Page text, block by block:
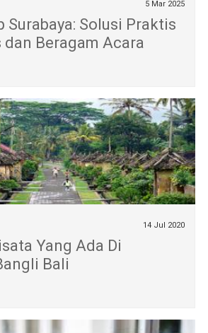
5 Mar 2025
Surabaya: Solusi Praktis
Beragam Acara
14 Jul 2020
Yang Ada Di
Bali